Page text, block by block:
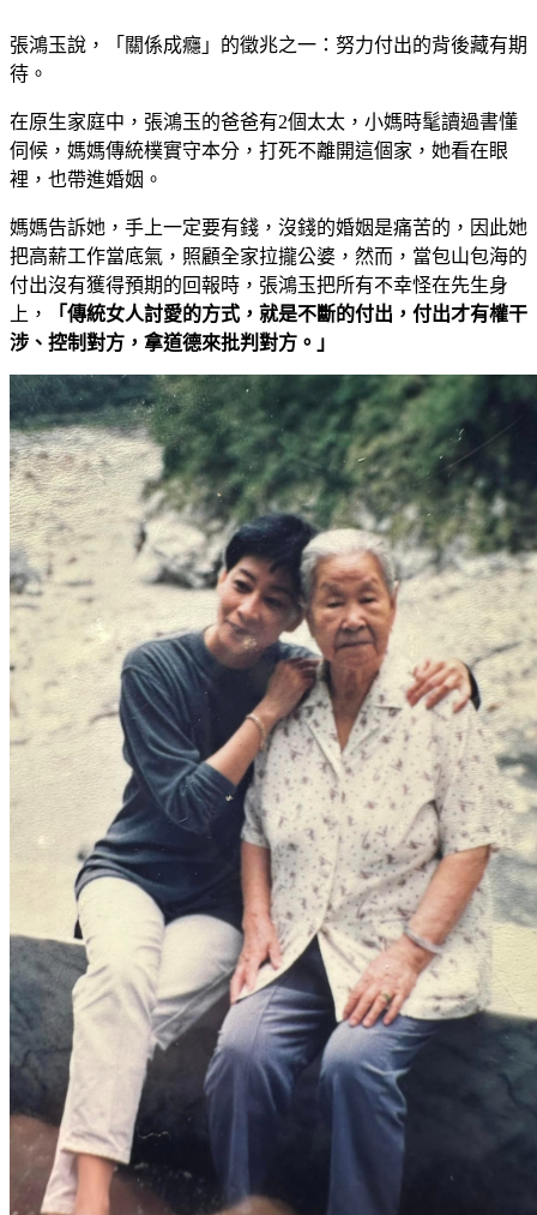
張鴻玉說，「關係成癮」的徵兆之一：努力付出的背後藏有期
待。
在原生家庭中，張鴻玉的爸爸有2個太太，小媽時髦讀過書懂
伺候，媽媽傳統樸實守本分，打死不離開這個家，她看在眼
裡，也帶進婚姻。
媽媽告訴她，手上一定要有錢，沒錢的婚姻是痛苦的，因此她
把高薪工作當底氣，照顧全家拉攏公婆，然而，當包山包海的
付出沒有獲得預期的回報時，張鴻玉把所有不幸怪在先生身
上，
「傳統女人討愛的方式，就是不斷的付出，付出才有權干
涉、控制對方，拿道德來批判對方。」